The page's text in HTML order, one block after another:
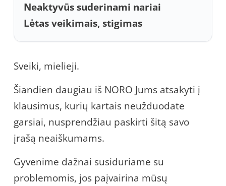
Neaktyvūs suderinami nariai
Lėtas veikimais, stigimas
Sveiki, mielieji.
Šiandien daugiau iš NORO Jums atsakyti į
klausimus, kurių kartais neužduodate
garsiai, nusprendžiau paskirti šitą savo
įrašą neaiškumams.
Gyvenime dažnai susiduriame su
problemomis, jos paįvairina mūsų